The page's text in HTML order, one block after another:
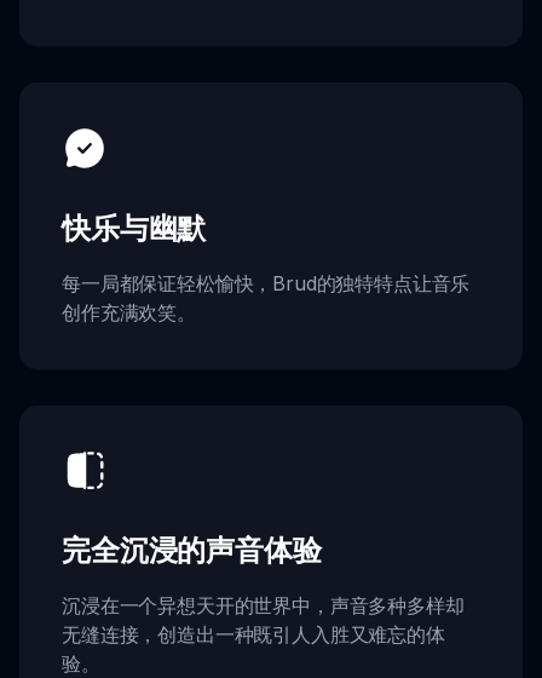
快乐与幽默
每一局都保证轻松愉快，Brud的独特特点让音乐
创作充满欢笑。
完全沉浸的声音体验
沉浸在一个异想天开的世界中，声音多种多样却
无缝连接，创造出一种既引人入胜又难忘的体
验。